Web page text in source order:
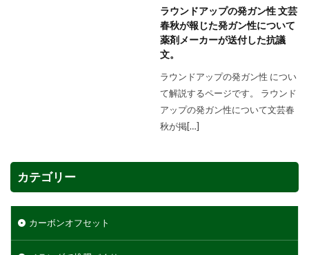
ラウンドアップの発ガン性 文芸
春秋が報じた発ガン性について
薬剤メーカーが送付した抗議
文。
ラウンドアップの発ガン性 につい
て解説するページです。 ラウンド
アップの発ガン性について文芸春
秋が掲[…]
カテゴリー
カーボンオフセット